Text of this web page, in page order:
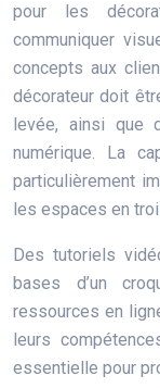
pour les
communiquer
concepts aux
décorateur doit
levée, ainsi que
numérique. La
particulièrement
les espaces en
Des tutoriels
bases d’un
ressources en
leurs
essentielle pour